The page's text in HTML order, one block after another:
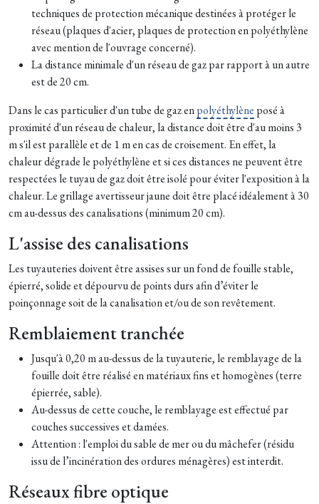
techniques de protection mécanique destinées à protéger le
réseau (plaques d'acier, plaques de protection en polyéthylène
avec mention de l'ouvrage concerné).
La distance minimale d'un réseau de gaz par rapport à un autre
est de 20 cm.
Dans le cas particulier d'un tube de gaz enpolyéthylène posé à
proximité d'un réseau de chaleur, la distance doit être d'au moins 3
m s'il est parallèle et de 1 m en cas de croisement. En effet, la
chaleur dégrade le polyéthylène et si ces distances ne peuvent être
respectées le tuyau de gaz doit être isolé pour éviter l'exposition à la
chaleur. Le grillage avertisseur jaune doit être placé idéalement à 30
cm au-dessus des canalisations (minimum 20 cm).
L'assise des canalisations
Les tuyauteries doivent être assises sur un fond de fouille stable,
épierré, solide et dépourvu de points durs afin d’éviter le
poinçonnage soit de la canalisation et/ou de son revêtement.
Remblaiement tranchée
Jusqu'à 0,20 m au-dessus de la tuyauterie, le remblayage de la
fouille doit être réalisé en matériaux fins et homogènes (terre
épierrée, sable).
Au-dessus de cette couche, le remblayage est effectué par
couches successives et damées.
Attention : l'emploi du sable de mer ou du mâchefer (résidu
issu de l’incinération des ordures ménagères) est interdit.
Réseaux fibre optique